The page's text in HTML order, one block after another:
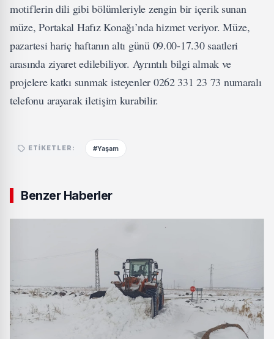
motiflerin dili gibi bölümleriyle zengin bir içerik sunan
müze, Portakal Hafız Konağı’nda hizmet veriyor. Müze,
pazartesi hariç haftanın altı günü 09.00-17.30 saatleri
arasında ziyaret edilebiliyor. Ayrıntılı bilgi almak ve
projelere katkı sunmak isteyenler 0262 331 23 73 numaralı
telefonu arayarak iletişim kurabilir.
ETIKETLER: #Yaşam
Benzer Haberler